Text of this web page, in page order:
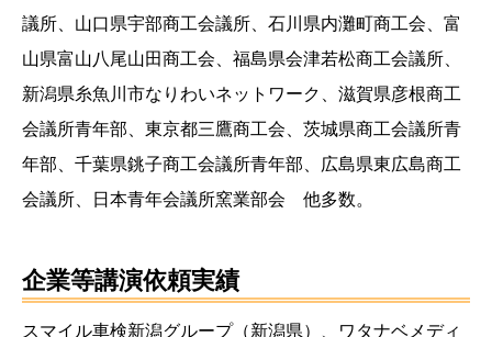
議所、山口県宇部商工会議所、石川県内灘町商工会、富
山県富山八尾山田商工会、福島県会津若松商工会議所、
新潟県糸魚川市なりわいネットワーク、滋賀県彦根商工
会議所青年部、東京都三鷹商工会、茨城県商工会議所青
年部、千葉県銚子商工会議所青年部、広島県東広島商工
会議所、日本青年会議所窯業部会 他多数。
企業等講演依頼実績
スマイル車検新潟グループ（新潟県）、ワタナベメディ